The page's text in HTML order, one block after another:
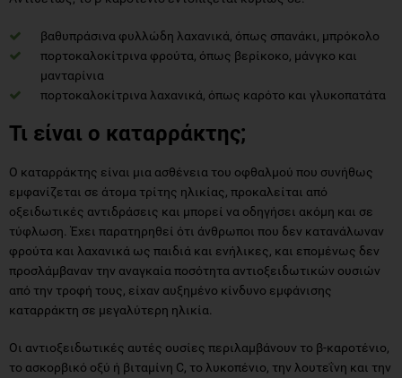
βαθυπράσινα φυλλώδη λαχανικά, όπως σπανάκι, μπρόκολο
πορτοκαλοκίτρινα φρούτα, όπως βερίκοκο, μάνγκο και
μανταρίνια
πορτοκαλοκίτρινα λαχανικά, όπως καρότο και γλυκοπατάτα
Τι είναι ο καταρράκτης;
Ο καταρράκτης είναι μια ασθένεια του οφθαλμού που συνήθως
εμφανίζεται σε άτομα τρίτης ηλικίας, προκαλείται από
οξειδωτικές αντιδράσεις και μπορεί να οδηγήσει ακόμη και σε
τύφλωση. Έχει παρατηρηθεί ότι άνθρωποι που δεν κατανάλωναν
φρούτα και λαχανικά ως παιδιά και ενήλικες, και επομένως δεν
προσλάμβαναν την αναγκαία ποσότητα αντιοξειδωτικών ουσιών
από την τροφή τους, είχαν αυξημένο κίνδυνο εμφάνισης
καταρράκτη σε μεγαλύτερη ηλικία.
Οι αντιοξειδωτικές αυτές ουσίες περιλαμβάνουν το β-καροτένιο,
το ασκορβικό οξύ ή βιταμίνη C, το λυκοπένιο, την λουτεΐνη και την